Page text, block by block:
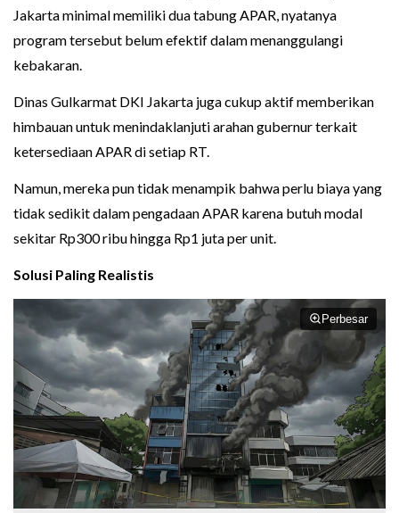
Jakarta minimal memiliki dua tabung APAR, nyatanya
program tersebut belum efektif dalam menanggulangi
kebakaran.
Dinas Gulkarmat DKI Jakarta juga cukup aktif memberikan
himbauan untuk menindaklanjuti arahan gubernur terkait
ketersediaan APAR di setiap RT.
Namun, mereka pun tidak menampik bahwa perlu biaya yang
tidak sedikit dalam pengadaan APAR karena butuh modal
sekitar Rp300 ribu hingga Rp1 juta per unit.
Solusi Paling Realistis
Perbesar